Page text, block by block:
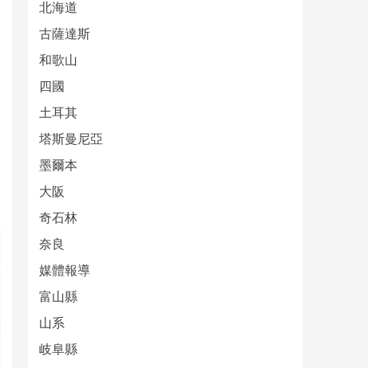
北海道
古薩達斯
和歌山
四國
土耳其
塔斯曼尼亞
墨爾本
大阪
奇石林
奈良
媒體報導
富山縣
山系
岐阜縣